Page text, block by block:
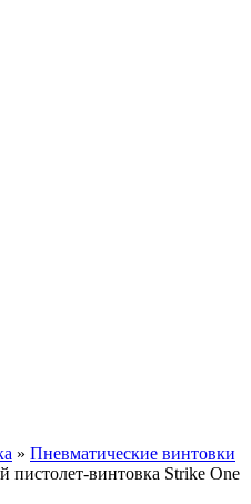
» Пневматические винтовки
пистолет-винтовка Strike One